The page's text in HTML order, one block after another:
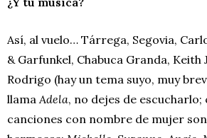
Así, al vuelo… Tárrega, Segovia,
& Garfunkel, Chabuca Granda,
Rodrigo (hay un tema suyo, muy
llamaAdela, no dejes de escucharlo;
canciones con nombre de mujer son